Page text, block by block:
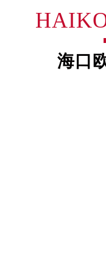
街售后服务中心（需提
售后服务中心（需提前
街售后服务中心（需
大街售后服务中心（需
心（需提前预约）
交汇处售后服务中心（
路交叉口售后服务中心
海口